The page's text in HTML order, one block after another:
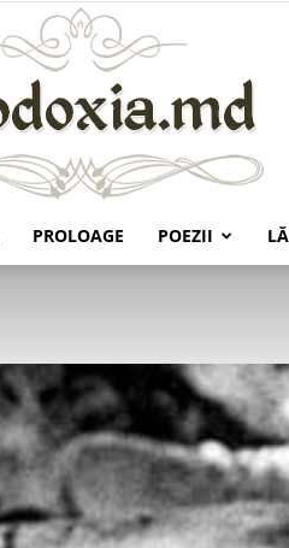
PROLOAGE POEZII